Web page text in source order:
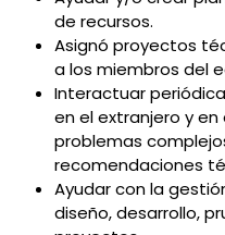
de recursos.
Asignó proyectos
a los miembros del
Interactuar
en el extranjero y
problemas
recomendaciones
Ayudar con la
diseño, desarrollo,